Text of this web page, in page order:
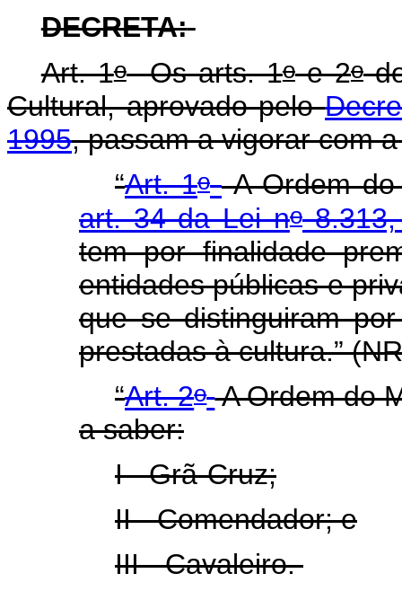
DECRETA:
Art. 1oOs arts. 1oe 2o
Cultural, aprovado pelo
1995, passam a vigorar com
“Art. 1o A Ordem do
art. 34 da Lei no8.313,
tem por finalidade
entidades públicas e
que se distinguiram
prestadas à cultura.”
“Art. 2o A Ordem do
a saber:
I - Grã-Cruz;
II - Comendador; e
III - Cavaleiro.